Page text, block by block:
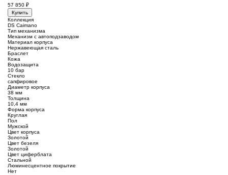
57 850 ₽
Купить
Коллекция
DS Caimano
Тип механизма
Механизм с автоподзаводом
Материал корпуса
Нержавеющая сталь
Браслет
Кожа
Водозащита
10 бар
Стекло
сапфировое
Диаметр корпуса
38 мм
Толщина
10,4 мм
Форма корпуса
Круглая
Пол
Мужской
Цвет корпуса
Золотой
Цвет безеля
Золотой
Цвет циферблата
Стальной
Люминесцентное покрытие
Нет